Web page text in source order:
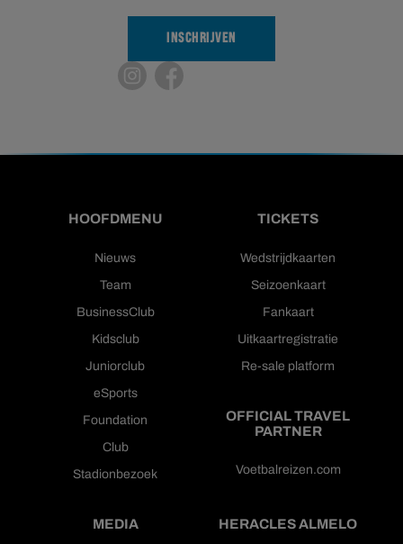
INSCHRIJVEN
HOOFDMENU
Nieuws
Team
BusinessClub
Kidsclub
Juniorclub
eSports
Foundation
Club
Stadionbezoek
TICKETS
Wedstrijdkaarten
Seizoenkaart
Fankaart
Uitkaartregistratie
Re-sale platform
OFFICIAL TRAVEL
PARTNER
Voetbalreizen.com
MEDIA HERACLES ALMELO